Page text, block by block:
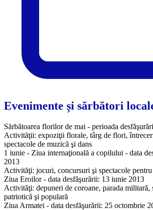
Evenimente și sărbători
Sărbătoarea florilor de mai - perioada
Activităţii: expoziţii florale, târg de flori,
spectacole de muzică şi dans
1 iunie - Ziua internaţională a copilului - data
2013
Activităţi: jocuri, concursuri şi spectacole
Ziua Eroilor - data desfăşurării: 13 iunie 2013
Activităţi: depuneri de coroane, parada militară,
patriotică şi populară
Ziua Armatei - data desfăşurării: 25 octombrie